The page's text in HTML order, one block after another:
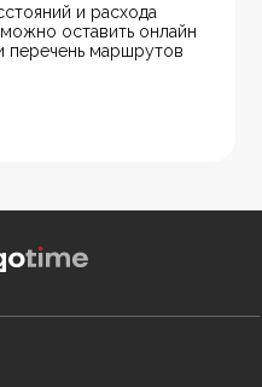
и расхода
оставить онлайн
перечень маршрутов